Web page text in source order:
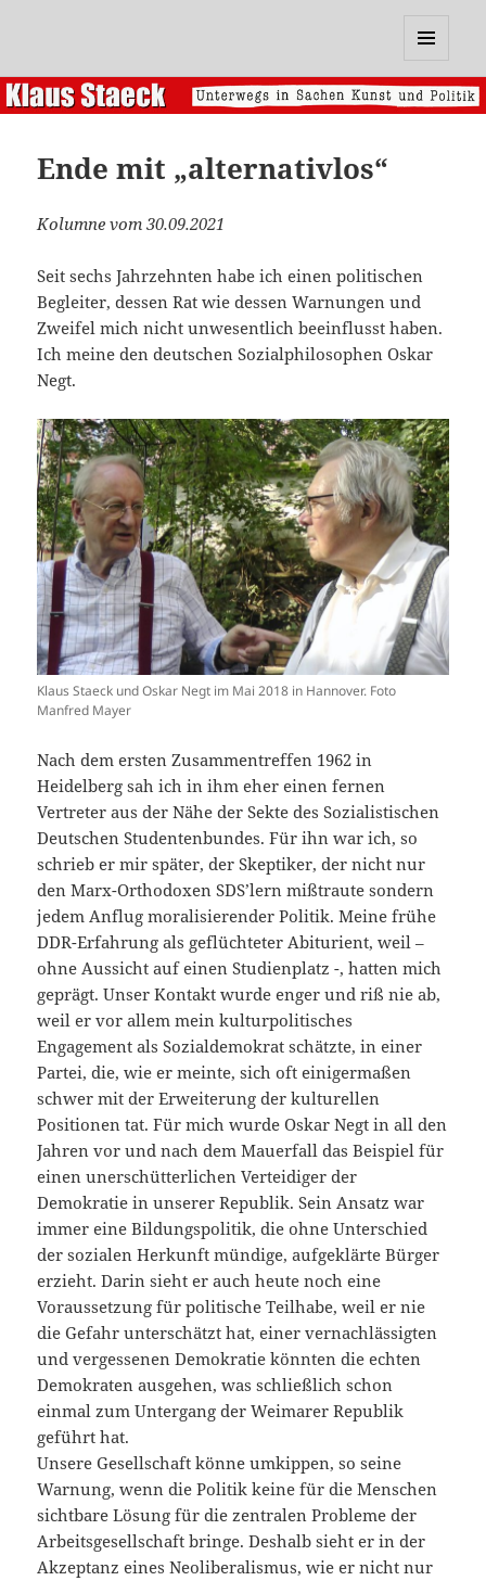
UND
WIDGETS
Ende mit „alternativlos“
Kolumne vom 30.09.2021
Seit sechs Jahrzehnten habe ich einen politischen
Begleiter, dessen Rat wie dessen Warnungen und
Zweifel mich nicht unwesentlich beeinflusst haben.
Ich meine den deutschen Sozialphilosophen Oskar
Negt.
Klaus Staeck und Oskar Negt im Mai 2018 in Hannover. Foto
Manfred Mayer
Nach dem ersten Zusammentreffen 1962 in
Heidelberg sah ich in ihm eher einen fernen
Vertreter aus der Nähe der Sekte des Sozialistischen
Deutschen Studentenbundes. Für ihn war ich, so
schrieb er mir später, der Skeptiker, der nicht nur
den Marx-Orthodoxen SDS’lern mißtraute sondern
jedem Anflug moralisierender Politik. Meine frühe
DDR-Erfahrung als geflüchteter Abiturient, weil –
ohne Aussicht auf einen Studienplatz -, hatten mich
geprägt. Unser Kontakt wurde enger und riß nie ab,
weil er vor allem mein kulturpolitisches
Engagement als Sozialdemokrat schätzte, in einer
Partei, die, wie er meinte, sich oft einigermaßen
schwer mit der Erweiterung der kulturellen
Positionen tat. Für mich wurde Oskar Negt in all den
Jahren vor und nach dem Mauerfall das Beispiel für
einen unerschütterlichen Verteidiger der
Demokratie in unserer Republik. Sein Ansatz war
immer eine Bildungspolitik, die ohne Unterschied
der sozialen Herkunft mündige, aufgeklärte Bürger
erzieht. Darin sieht er auch heute noch eine
Voraussetzung für politische Teilhabe, weil er nie
die Gefahr unterschätzt hat, einer vernachlässigten
und vergessenen Demokratie könnten die echten
Demokraten ausgehen, was schließlich schon
einmal zum Untergang der Weimarer Republik
geführt hat.
Unsere Gesellschaft könne umkippen, so seine
Warnung, wenn die Politik keine für die Menschen
sichtbare Lösung für die zentralen Probleme der
Arbeitsgesellschaft bringe. Deshalb sieht er in der
Akzeptanz eines Neoliberalismus, wie er nicht nur